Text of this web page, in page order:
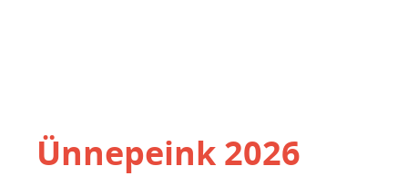
Ünnepeink 2026